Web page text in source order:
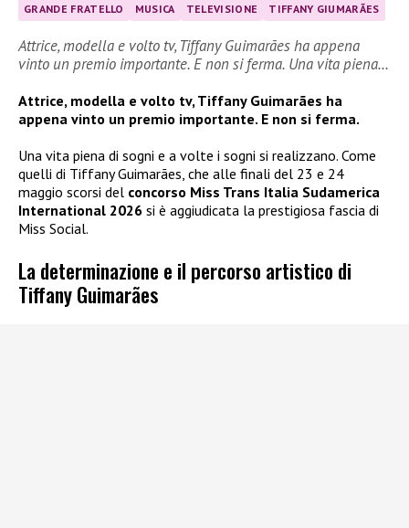
GRANDE FRATELLO MUSICA TELEVISIONE TIFFANY GIUMARÃES
Attrice, modella e volto tv, Tiffany Guimarães ha appena
vinto un premio importante. E non si ferma. Una vita piena…
Attrice, modella e volto tv, Tiffany Guimarães ha
appena vinto un premio importante. E non si ferma.
Una vita piena di sogni e a volte i sogni si realizzano. Come
quelli di Tiffany Guimarães, che alle finali del 23 e 24
maggio scorsi del concorso Miss Trans Italia Sudamerica
International 2026 si è aggiudicata la prestigiosa fascia di
Miss Social.
La determinazione e il percorso artistico di
Tiffany Guimarães